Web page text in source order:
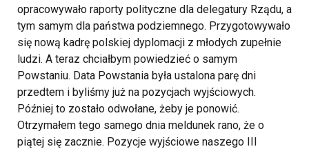
opracowywało raporty polityczne dla delegatury Rządu, a
tym samym dla państwa podziemnego. Przygotowywało
się nową kadrę polskiej dyplomacji z młodych zupełnie
ludzi. A teraz chciałbym powiedzieć o samym
Powstaniu. Data Powstania była ustalona parę dni
przedtem i byliśmy już na pozycjach wyjściowych.
Później to zostało odwołane, żeby je ponowić.
Otrzymałem tego samego dnia meldunek rano, że o
piątej się zacznie. Pozycje wyjściowe naszego III